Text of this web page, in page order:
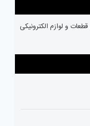
قطعات و لوازم الکترونیکی